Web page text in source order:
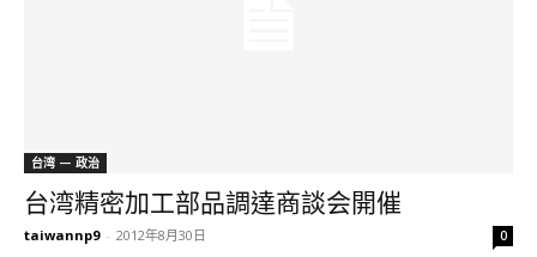
台湾 — 政治
台湾精密加工部品調達商談会開催
taiwannp9 - 2012年8月30日 0